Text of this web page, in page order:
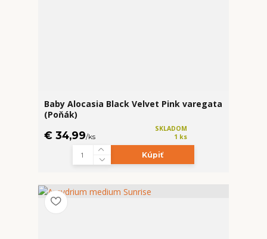
Baby Alocasia Black Velvet Pink varegata
(Poňák)
€ 34,99/ks
SKLADOM
1 ks
Kúpiť